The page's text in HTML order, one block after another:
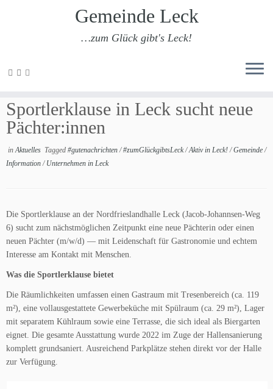
Zum
Gemeinde Leck
…zum Glück gibt's Leck!
Sportlerklause in Leck sucht neue
Pächter:innen
inAktuelles Tagged #gutenachrichten/#zumGlückgibtsLeck/Aktiv in Leck!/Gemeinde/
Information/ Unternehmen in Leck
Die Sportlerklause an der Nordfrieslandhalle Leck (Jacob-Johannsen-Weg
6) sucht zum nächstmöglichen Zeitpunkt eine neue Pächterin oder einen
neuen Pächter (m/w/d) — mit Leidenschaft für Gastronomie und echtem
Interesse am Kontakt mit Menschen.
Was die Sportlerklause bietet
Die Räumlichkeiten umfassen einen Gastraum mit Tresenbereich (ca. 119
m²), eine vollausgestattete Gewerbeküche mit Spülraum (ca. 29 m²), Lager
mit separatem Kühlraum sowie eine Terrasse, die sich ideal als Biergarten
eignet. Die gesamte Ausstattung wurde 2022 im Zuge der Hallensanierung
komplett grundsaniert. Ausreichend Parkplätze stehen direkt vor der Halle
zur Verfügung.